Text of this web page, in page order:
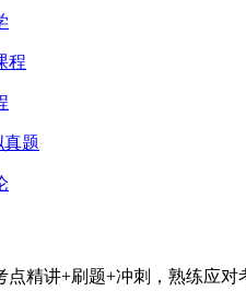
真题
点精讲+刷题+冲刺，熟练应对